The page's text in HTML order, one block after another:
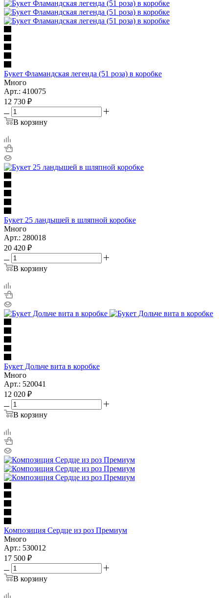
Букет Фламандская легенда (51 роза) в коробке
Много
Арт.: 410075
12 730 ₽
В корзину
Букет 25 ландышей в шляпной коробке
Много
Арт.: 280018
20 420 ₽
В корзину
Букет Дольче вита в коробке
Много
Арт.: 520041
12 020 ₽
В корзину
Композиция Сердце из роз Премиум
Много
Арт.: 530012
17 500 ₽
В корзину